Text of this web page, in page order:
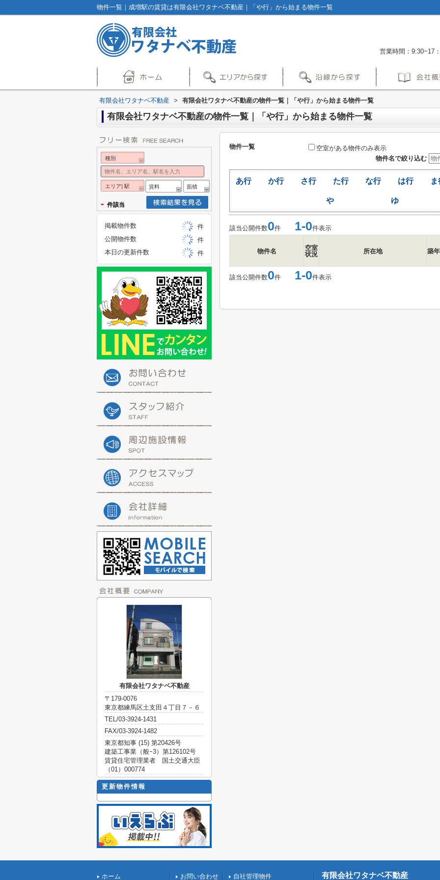
物件一覧｜成増駅の賃貸は有限会社ワタナベ不動産｜「や行」から始まる物件一覧
営業時間：9:30~17
有限会社ワタナベ不動産 > 有限会社ワタナベ不動産の物件一覧｜「や行」から始まる物件一覧
有限会社ワタナベ不動産の物件一覧｜「や行」から始まる物件一覧
物件一覧
空室がある物件のみ表示
物件名で絞り込む
あ行 か行 さ行 た行 な行 は行
や ゆ
該当公開件数0件 1-0件表示
物件名
空室
状況
所在地 築
該当公開件数0件 1-0件表示
種別
エリア| 駅 賃料 面積
- 件該当
掲載物件数
件
公開物件数
件
本日の更新件数
件
有限会社ワタナベ不動産
〒179-0076
東京都練馬区土支田４丁目７－６
TEL/03-3924-1431
FAX/03-3924-1482
東京都知事 (15) 第20426号
建築工事業（般ｰ3）第126102号
賃貸住宅管理業者 国土交通大臣
（01）000774
更新物件情報
ホーム お問い合わせ 自社管理物件 有限会社ワタナベ不動産